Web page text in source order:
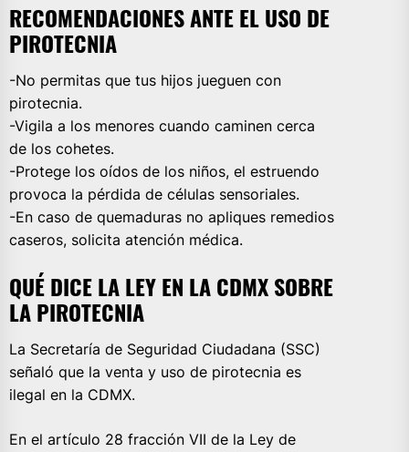
RECOMENDACIONES ANTE EL USO DE
PIROTECNIA
-No permitas que tus hijos jueguen con
pirotecnia.
-Vigila a los menores cuando caminen cerca
de los cohetes.
-Protege los oídos de los niños, el estruendo
provoca la pérdida de células sensoriales.
-En caso de quemaduras no apliques remedios
caseros, solicita atención médica.
QUÉ DICE LA LEY EN LA CDMX SOBRE
LA PIROTECNIA
La Secretaría de Seguridad Ciudadana (SSC)
señaló que la venta y uso de pirotecnia es
ilegal en la CDMX.
En el artículo 28 fracción VII de la Ley de